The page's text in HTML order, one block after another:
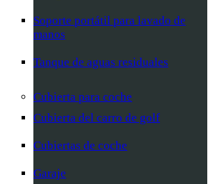
Soporte portátil para lavado de
manos
Tanque de aguas residuales
Cubierta para coche
Cubierta del carro de golf
Cubiertas de coche
Garaje